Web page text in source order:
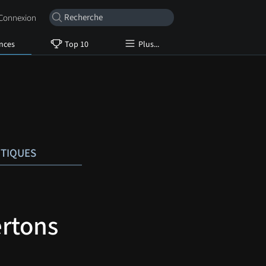
Top 10 Plus...